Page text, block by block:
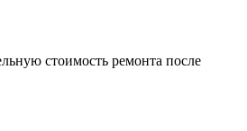
стоимость ремонта после